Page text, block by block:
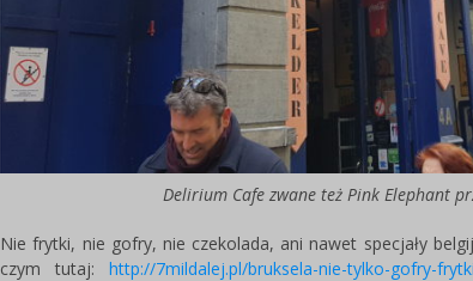
Delirium Cafe zwane też Pink Elephant
Nie frytki, nie gofry, nie czekolada, ani nawet specjały
czym tutaj:http://7mildalej.pl/bruksela-nie-tylko-gofry-